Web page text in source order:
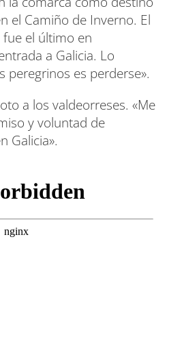
el Camiño de Inverno. El
el último en
a Galicia. Lo
peregrinos es perderse».
a los valdeorreses. «Me
y voluntad de
Galicia».